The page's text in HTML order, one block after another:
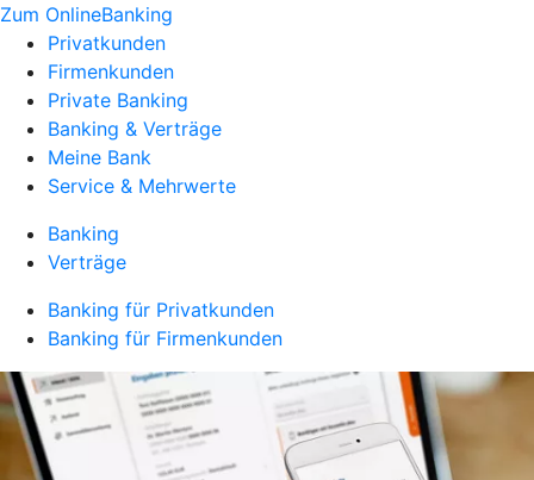
Zum OnlineBanking
Privatkunden
Firmenkunden
Private Banking
Banking & Verträge
Meine Bank
Service & Mehrwerte
Banking
Verträge
Banking für Privatkunden
Banking für Firmenkunden